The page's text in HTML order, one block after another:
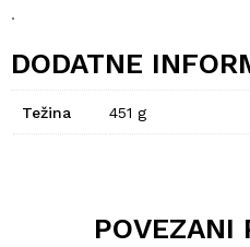
.
DODATNE
Težina 451 g
POVEZANI